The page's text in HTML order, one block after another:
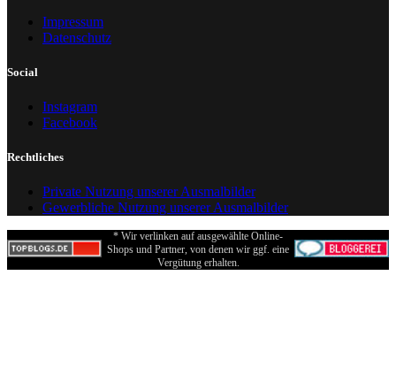
Impressum
Datenschutz
Social
Instagram
Facebook
Rechtliches
Private Nutzung unserer Ausmalbilder
Gewerbliche Nutzung unserer Ausmalbilder
* Wir verlinken auf ausgewählte Online-
Shops und Partner, von denen wir ggf. eine
Vergütung erhalten.